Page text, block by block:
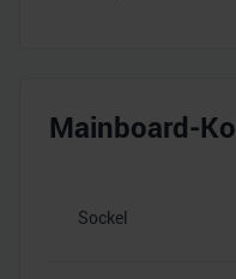
Mainboard-
Sockel